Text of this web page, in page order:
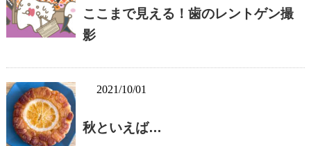
ここまで見える！歯のレントゲン撮
影
2021/10/01
秋といえば…